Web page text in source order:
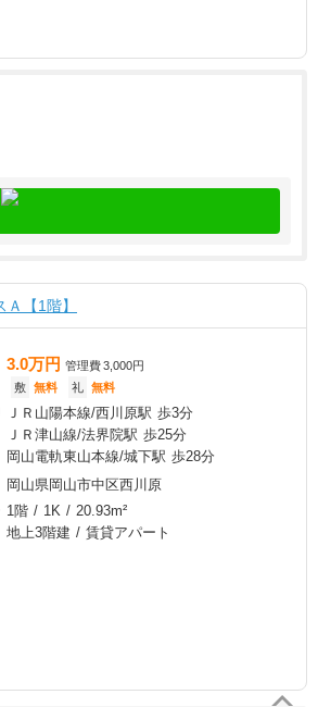
【1階】
3.0万円 管理費3,000円
敷 無料 礼 無料
ＪＲ山陽本線/西川原駅 歩3分
ＪＲ津山線/法界院駅 歩25分
岡山電軌東山本線/城下駅 歩28分
岡山県岡山市中区西川原
1階 / 1K / 20.93m²
地上3階建 / 賃貸アパート